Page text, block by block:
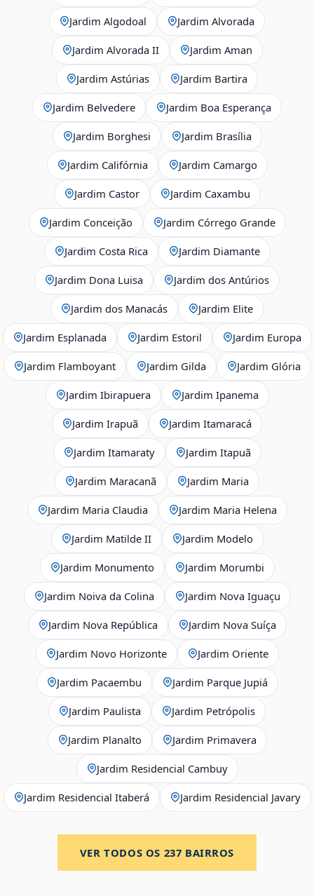
Jardim Algodoal Jardim Alvorada
Jardim Alvorada II Jardim Aman
Jardim Astúrias Jardim Bartira
Jardim Belvedere Jardim Boa Esperança
Jardim Borghesi Jardim Brasília
Jardim Califórnia Jardim Camargo
Jardim Castor Jardim Caxambu
Jardim Conceição Jardim Córrego Grande
Jardim Costa Rica Jardim Diamante
Jardim Dona Luisa Jardim dos Antúrios
Jardim dos Manacás Jardim Elite
Jardim Esplanada Jardim Estoril Jardim Europa
Jardim Flamboyant Jardim Gilda Jardim Glória
Jardim Ibirapuera Jardim Ipanema
Jardim Irapuã Jardim Itamaracá
Jardim Itamaraty Jardim Itapuã
Jardim Maracanã Jardim Maria
Jardim Maria Claudia Jardim Maria Helena
Jardim Matilde II Jardim Modelo
Jardim Monumento Jardim Morumbi
Jardim Noiva da Colina Jardim Nova Iguaçu
Jardim Nova República Jardim Nova Suíça
Jardim Novo Horizonte Jardim Oriente
Jardim Pacaembu Jardim Parque Jupiá
Jardim Paulista Jardim Petrópolis
Jardim Planalto Jardim Primavera
Jardim Residencial Cambuy
Jardim Residencial Itaberá Jardim Residencial Javary
VER TODOS OS 237 BAIRROS